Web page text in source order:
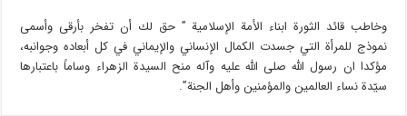
وخاطب قائد الثورة ابناء الأمة الإسلامية ” حق لك أن تفخر بأرقى وأسمى
نموذج للمرأة التي جسدت الكمال الإنساني والإيماني في كل أبعاده وجوانبه،
مؤكدا ان رسول الله صلى الله عليه وآله منح السيدة الزهراء وساماً باعتبارها
سيّدة نساء العالمين والمؤمنين وأهل الجنة”.